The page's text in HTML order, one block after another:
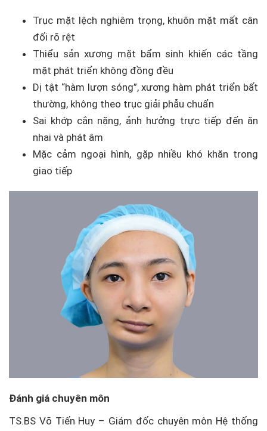
Trục mặt lệch nghiêm trọng, khuôn mặt mất cân
đối rõ rệt
Thiểu sản xương mặt bẩm sinh khiến các tầng
mặt phát triển không đồng đều
Dị tật “hàm lượn sóng”, xương hàm phát triển bất
thường, không theo trục giải phẫu chuẩn
Sai khớp cắn nặng, ảnh hưởng trực tiếp đến ăn
nhai và phát âm
Mặc cảm ngoại hình, gặp nhiều khó khăn trong
giao tiếp
Đánh giá chuyên môn
TS.BS Võ Tiến Huy – Giám đốc chuyên môn Hệ thống